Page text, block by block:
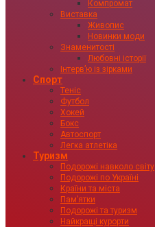
Компромат
Виставка
Живопис
Новинки моди
Знаменитості
Любовні історії
Інтервʼю із зірками
Спорт
Теніс
Футбол
Хокей
Бокс
Автоспорт
Легка атлетіка
Туризм
Подорожі навколо світу
Подорожі по Україні
Країни та міста
Пам’ятки
Подорожі та туризм
Найкращі курорти